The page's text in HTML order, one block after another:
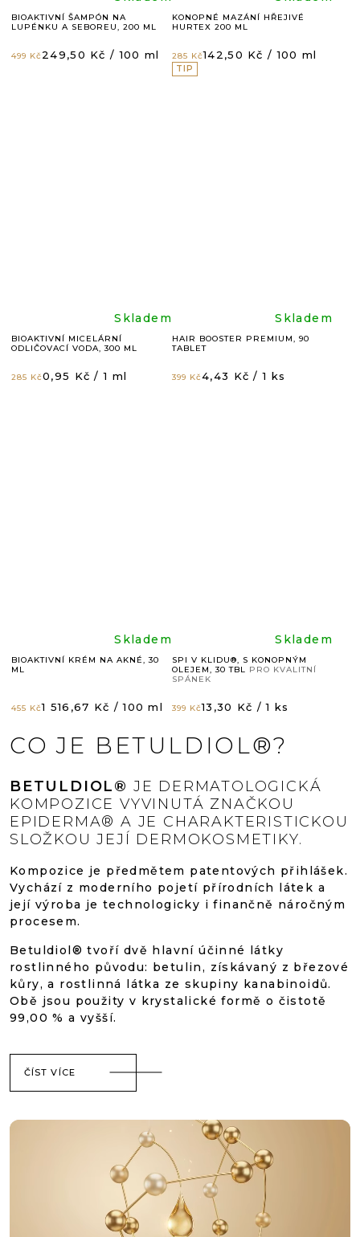
BIOAKTIVNÍ ŠAMPÓN NA
LUPÉNKU A SEBOREU, 200 ML
Průměrné
hodnocení
produktu
499 KčMěrná
249,50 Kč / 100 ml
KONOPNÉ MAZÁNÍ HŘEJIVÉ
HURTEX 200 ML
285 KčMěrná
142,50 Kč / 100 ml
BIOAKTIVNÍ MICELÁRNÍ
ODLIČOVACÍ VODA, 300 ML
Průměrné
hodnocení
Skladem
285 KčMěrná
0,95 Kč / 1 ml
TIP
HAIR BOOSTER PREMIUM, 90
TABLET
Skladem
399 KčMěrná
4,43 Kč / 1 ks
BIOAKTIVNÍ KRÉM NA AKNÉ, 30
ML
Průměrné
hodnocení
produktu
je
5,0
z
5
hvězdiček.
Skladem
455 KčMěrná
1 516,67 Kč / 100 ml
SPI V KLIDU®, S KONOPNÝM
OLEJEM, 30 TBL PRO KVALITNÍ
SPÁNEK
je
4,8
z
5
Skladem
399 KčMěrná
13,30 Kč / 1 ks
CO JE BETULDIOL®?
BETULDIOL® JE DERMATOLOGICKÁ
KOMPOZICE VYVINUTÁ ZNAČKOU
EPIDERMA® A JE CHARAKTERISTICKOU
SLOŽKOU JEJÍ DERMOKOSMETIKY.
Kompozice je předmětem patentových přihlášek.
Vychází z moderního pojetí přírodních látek a
její výroba je technologicky i finančně náročným
procesem.
Betuldiol® tvoří dvě hlavní účinné látky
rostlinného původu: betulin, získávaný z březové
kůry, a rostlinná látka ze skupiny kanabinoidů.
Obě jsou použity v krystalické formě o čistotě
99,00 % a vyšší.
ČÍST VÍCE